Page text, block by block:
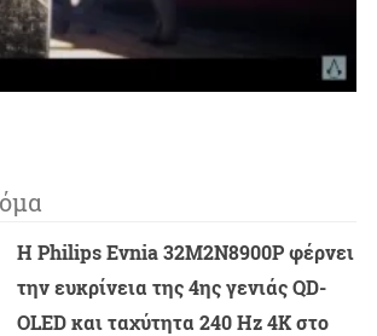
Η Philips Evnia 32M2N8900P φέρνει
την ευκρίνεια της 4ης γενιάς QD-
OLED και ταχύτητα 240 Hz 4K στο